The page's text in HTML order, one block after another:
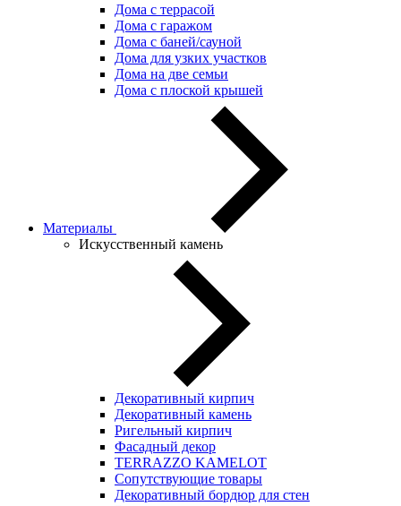
Дома с террасой
Дома с гаражом
Дома с баней/сауной
Дома для узких участков
Дома на две семьи
Дома с плоской крышей
Материалы
Искусственный камень
Декоративный кирпич
Декоративный камень
Ригельный кирпич
Фасадный декор
TERRAZZO KAMELOT
Сопутствующие товары
Декоративный бордюр для стен